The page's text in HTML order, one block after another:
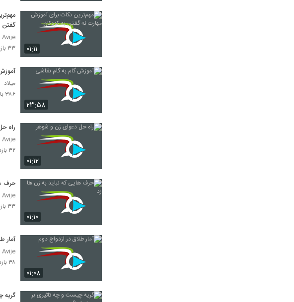
۰۱:۱۱
گفتن
Avije
۳۳ بازدید
۲۳:۵۸
میلاد
۳۸۶ بازدید
۰۱:۱۲
راه
Avije
۳۲ بازدید
۰۱:۱۰
حرف
Avije
۳۳ بازدید
۰۱:۰۸
آمار
Avije
۳۸ بازدید
گریه